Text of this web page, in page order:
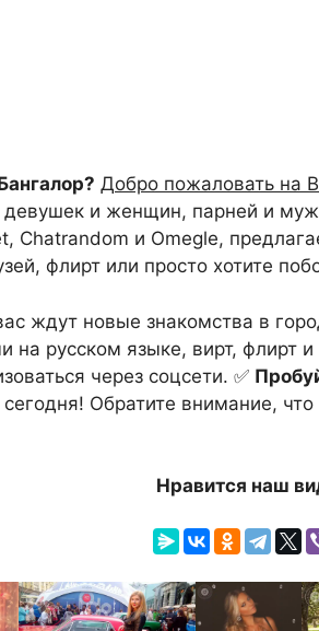
Добро пожаловать на
и женщин, парней и
Chatrandom и Omegle,
флирт или просто хотите
ждут новые знакомства в
на русском языке, вирт, флирт
через соцсети. ✅
Обратите внимание, что
Нравится наш